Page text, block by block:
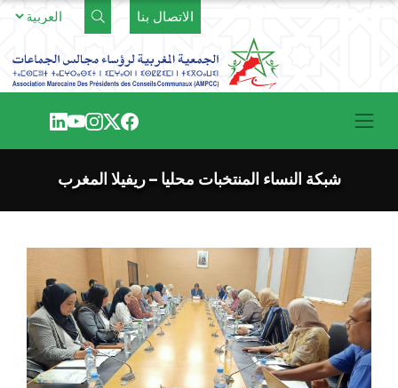
الاتصال بنا
شبكة النساء المنتخبات محليا – ريفيلا المغرب